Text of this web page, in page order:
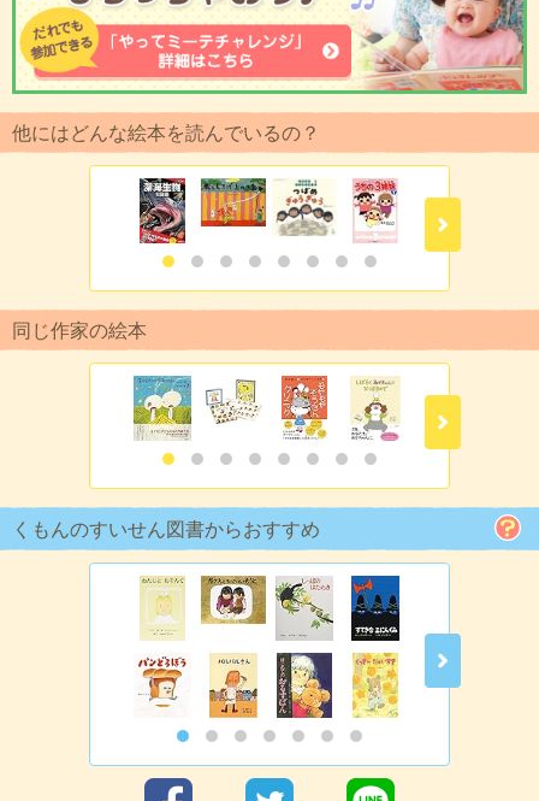
他にはどんな絵本を読んでいるの？
同じ作家の絵本
くもんのすいせん図書からおすすめ